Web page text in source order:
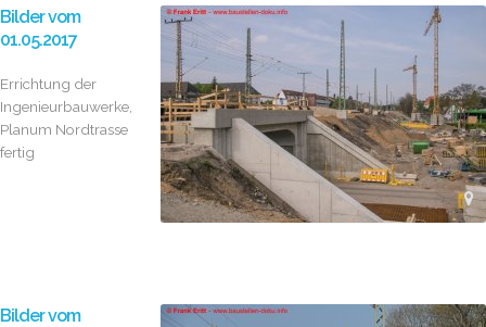
Bilder vom
01.05.2017
Errichtung der
Ingenieurbauwerke,
Planum Nordtrasse
fertig
Bilder vom